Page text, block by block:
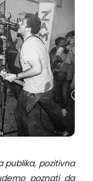
publika, pozitivna
poznati da